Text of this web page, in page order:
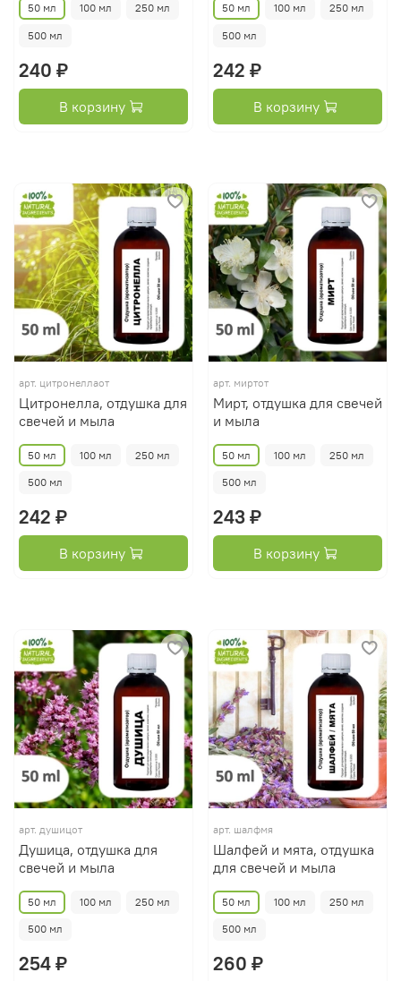
50 мл 100 мл 250 мл
500 мл
240 ₽
В корзину
50 мл 100 мл 250 мл
500 мл
242 ₽
В корзину
арт. цитронеллаот
Цитронелла, отдушка для
свечей и мыла
50 мл 100 мл 250 мл
500 мл
242 ₽
В корзину
арт. миртот
Мирт, отдушка для свечей
и мыла
50 мл 100 мл 250 мл
500 мл
243 ₽
В корзину
арт. душицот
Душица, отдушка для
свечей и мыла
50 мл 100 мл 250 мл
500 мл
254 ₽
арт. шалфмя
Шалфей и мята, отдушка
для свечей и мыла
50 мл 100 мл 250 мл
500 мл
260 ₽